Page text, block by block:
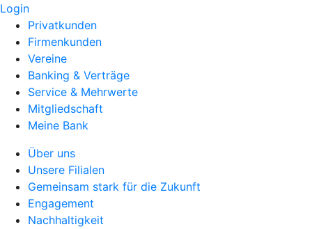
Login
Privatkunden
Firmenkunden
Vereine
Banking & Verträge
Service & Mehrwerte
Mitgliedschaft
Meine Bank
Über uns
Unsere Filialen
Gemeinsam stark für die Zukunft
Engagement
Nachhaltigkeit